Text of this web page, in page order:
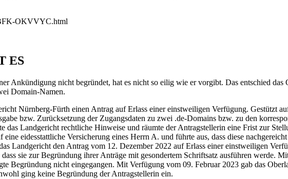
OKVVYC.html
ES
Ankündigung nicht begründet, hat es nicht so eilig wie er vorgibt. Das entschied
Domain-Namen.
Nürnberg-Fürth einen Antrag auf Erlass einer einstweiligen Verfügung. Gestützt
bzw. Zurücksetzung der Zugangsdaten zu zwei .de-Domains bzw. zu den
Landgericht rechtliche Hinweise und räumte der Antragstellerin eine Frist zur
eidesstattliche Versicherung eines Herrn A. und führte aus, dass diese
Landgericht den Antrag vom 12. Dezember 2022 auf Erlass einer einstweiligen
sie zur Begründung ihrer Anträge mit gesondertem Schriftsatz ausführen werde.
Begründung nicht eingegangen. Mit Verfügung vom 09. Februar 2023 gab das
ging keine Begründung der Antragstellerin ein.